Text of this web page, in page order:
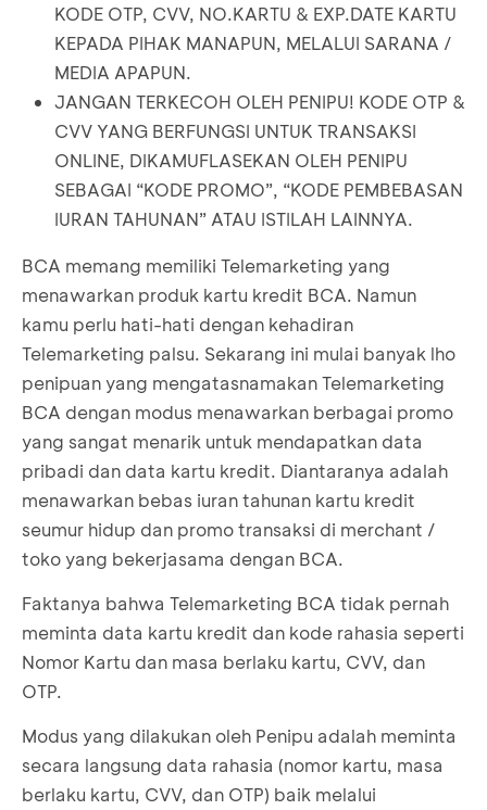
KODE OTP, CVV, NO.KARTU & EXP.DATE KARTU
KEPADA PIHAK MANAPUN, MELALUI SARANA /
MEDIA APAPUN.
JANGAN TERKECOH OLEH PENIPU! KODE OTP &
CVV YANG BERFUNGSI UNTUK TRANSAKSI
ONLINE, DIKAMUFLASEKAN OLEH PENIPU
SEBAGAI “KODE PROMO”, “KODE PEMBEBASAN
IURAN TAHUNAN” ATAU ISTILAH LAINNYA.
BCA memang memiliki Telemarketing yang
menawarkan produk kartu kredit BCA. Namun
kamu perlu hati-hati dengan kehadiran
Telemarketing palsu. Sekarang ini mulai banyak lho
penipuan yang mengatasnamakan Telemarketing
BCA dengan modus menawarkan berbagai promo
yang sangat menarik untuk mendapatkan data
pribadi dan data kartu kredit. Diantaranya adalah
menawarkan bebas iuran tahunan kartu kredit
seumur hidup dan promo transaksi di merchant /
toko yang bekerjasama dengan BCA.
Faktanya bahwa Telemarketing BCA tidak pernah
meminta data kartu kredit dan kode rahasia seperti
Nomor Kartu dan masa berlaku kartu, CVV, dan
OTP.
Modus yang dilakukan oleh Penipu adalah meminta
secara langsung data rahasia (nomor kartu, masa
berlaku kartu, CVV, dan OTP) baik melalui